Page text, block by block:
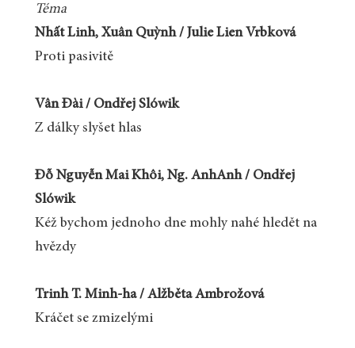
Téma
Nhất Linh, Xuân Quỳnh / Julie Lien Vrbková
Proti pasivitě
Vân Đài / Ondřej Slówik
Z dálky slyšet hlas
Đỗ Nguyễn Mai Khôi, Ng. AnhAnh / Ondřej
Slówik
Kéž bychom jednoho dne mohly nahé hledět na
hvězdy
Trinh T. Minh‑ha / Alžběta Ambrožová
Kráčet se zmizelými